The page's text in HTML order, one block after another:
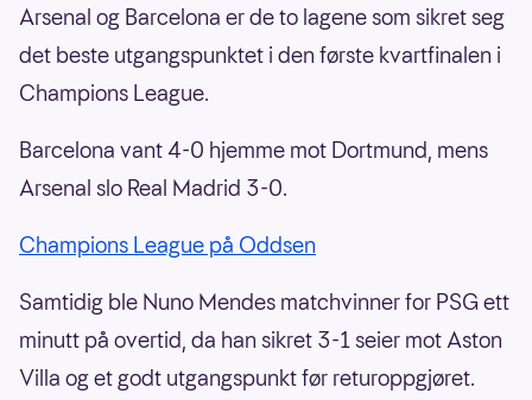
Arsenal og Barcelona er de to lagene som sikret seg
det beste utgangspunktet i den første kvartfinalen i
Champions League.
Barcelona vant 4-0 hjemme mot Dortmund, mens
Arsenal slo Real Madrid 3-0.
Champions League på Oddsen
Samtidig ble Nuno Mendes matchvinner for PSG ett
minutt på overtid, da han sikret 3-1 seier mot Aston
Villa og et godt utgangspunkt før returoppgjøret.